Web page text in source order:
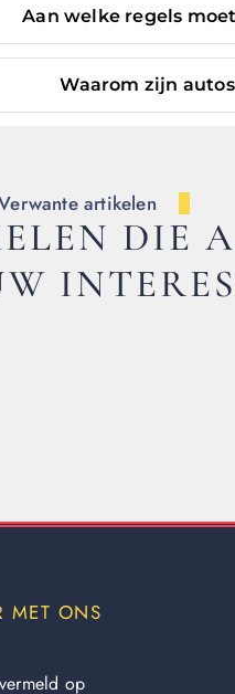
Aan welke regels
Waarom zijn
artikelen
DIE
MET ONS
op